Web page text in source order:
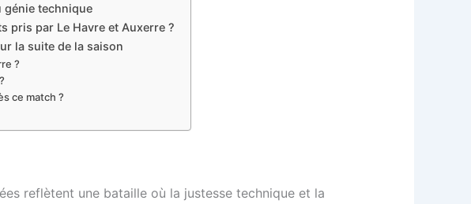
génie technique
pris par Le Havre et Auxerre ?
la suite de la saison
?
ce match ?
reflètent une bataille où la justesse technique et la